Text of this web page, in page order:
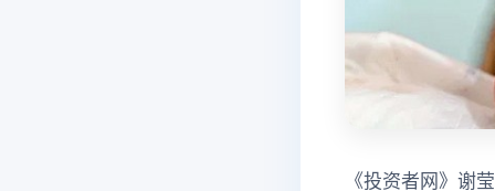
《投资者网》谢